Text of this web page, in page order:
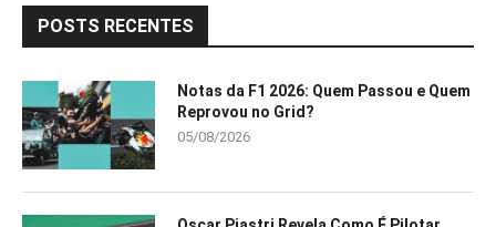
POSTS RECENTES
Notas da F1 2026: Quem Passou e Quem
Reprovou no Grid?
05/08/2026